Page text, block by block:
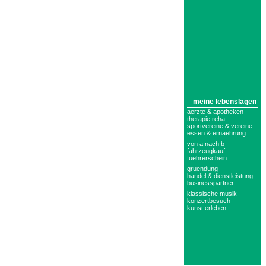
meine lebenslagen
aerzte & apotheken
therapie reha
sportvereine & vereine
essen & ernaehrung
von a nach b
fahrzeugkauf
fuehrerschein
gruendung
handel & dienstleistung
businesspartner
klassische musik
konzertbesuch
kunst erleben